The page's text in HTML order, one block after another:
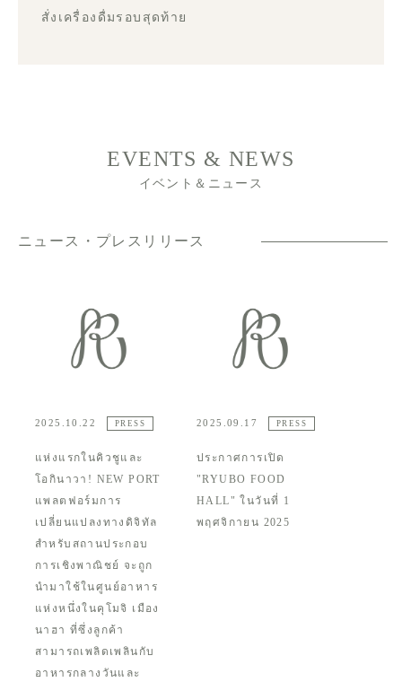
สั่งเครื่องดื่มรอบสุดท้าย
EVENTS & NEWS
イベント＆ニュース
ニュース・プレスリリース
2025.10.22 PRESS
แห่งแรกในคิวชูและ
โอกินาวา! NEW PORT
แพลตฟอร์มการ
เปลี่ยนแปลงทางดิจิทัล
สำหรับสถานประกอบ
การเชิงพาณิชย์ จะถูก
นำมาใช้ในศูนย์อาหาร
แห่งหนึ่งในคุโมจิ เมือง
นาฮา ที่ซึ่งลูกค้า
สามารถเพลิดเพลินกับ
อาหารกลางวันและ
2025.09.17 PRESS
ประกาศการเปิด
"RYUBO FOOD
HALL" ในวันที่ 1
พฤศจิกายน 2025